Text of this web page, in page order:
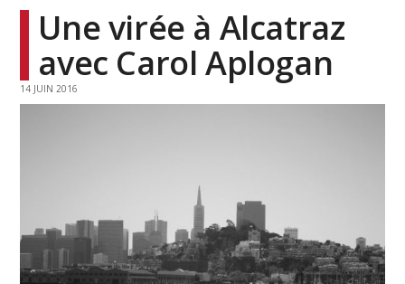
Une virée à Alcatraz
avec Carol Aplogan
14 JUIN 2016